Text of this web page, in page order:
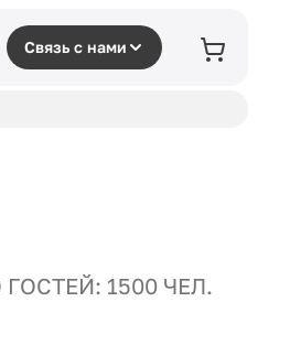
Связь с нами
1500 ЧЕЛ.